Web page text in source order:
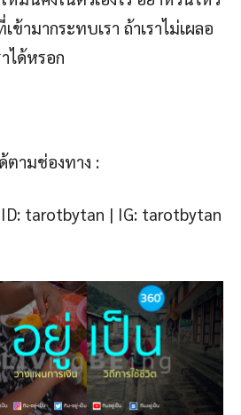
ข้ามากระทบเรา ถ้าเราไม่เผลอ
ได้หรอก
ตามช่องทาง :
tarotbytan | IG: tarotbytan